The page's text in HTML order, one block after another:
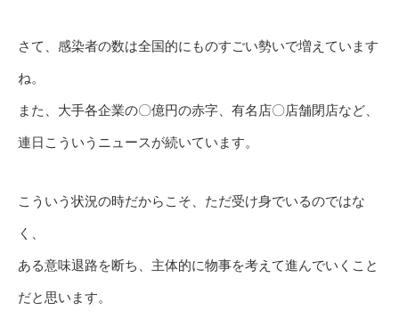
さて、感染者の数は全国的にものすごい勢いで増えています
ね。
また、大手各企業の〇億円の赤字、有名店〇店舗閉店など、
連日こういうニュースが続いています。
こういう状況の時だからこそ、ただ受け身でいるのではな
く、
ある意味退路を断ち、主体的に物事を考えて進んでいくこと
だと思います。